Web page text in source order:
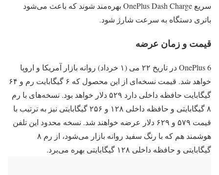
سریع OnePlus Dash Charge بهره‌مند شوند که باعث می‌شود
باتری دستگاه به سرعت شارژ شود.
قیمت و زمان عرضه
OnePlus 6 در تاریخ ۲۲ می (۱ خرداد) روانه بازار آمریکا و اروپا
خواهد شد. قیمت نسخه‌ای از این محصول که ۶ گیگابایت رم و ۶۴
گیگابایت حافظه داخلی دارد ۵۲۹ دلار خواهد بود. نسخه‌های با رم
۸ گیگابایتی و حافظه داخلی ۱۲۸ و ۲۵۶ گیگابایتی نیز به ترتیب با
قیمت ۵۷۹ و ۶۲۹ دلار عرضه خواهند شد. نسخه محدود این تلفن
هوشمند هم که با رنگ سفید روانه بازار می‌شود، از رم ۸
گیگابایتی و حافظه داخلی ۱۲۸ گیگابایتی بهره می‌برد.